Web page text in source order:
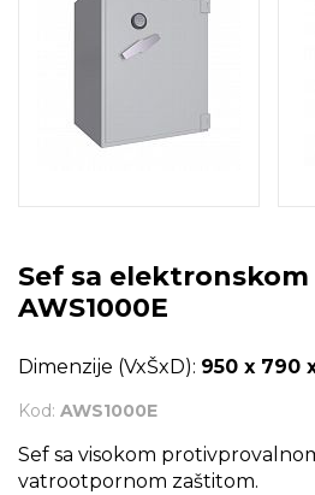
Sef sa
AWS1000E
Dimenzije (VxŠxD): 950 x 790
Kod: AWS1000E
Sef sa visokom
vatrootpornom zaštitom.